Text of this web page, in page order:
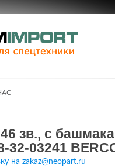
зв., с
32-03241
на zakaz@neopart.ru